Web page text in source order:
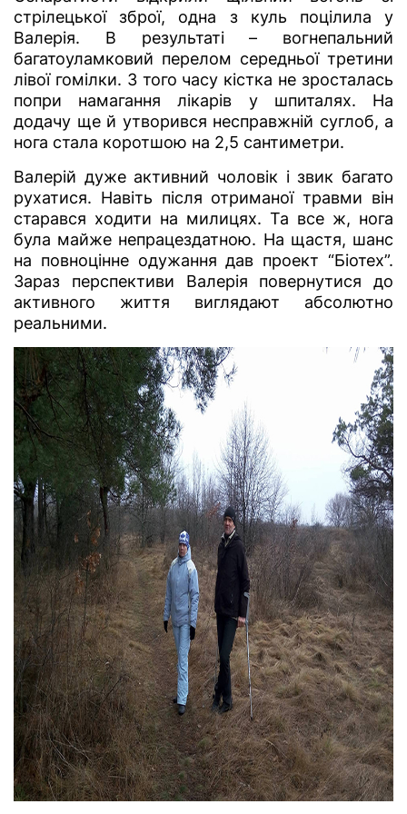
стрілецької зброї, одна з куль поцілила у
Валерія. В результаті – вогнепальний
багатоуламковий перелом середньої третини
лівої гомілки. З того часу кістка не зросталась
попри намагання лікарів у шпиталях. На
додачу ще й утворився несправжній суглоб, а
нога стала коротшою на 2,5 сантиметри.
Валерій дуже активний чоловік і звик багато
рухатися. Навіть після отриманої травми він
старався ходити на милицях. Та все ж, нога
була майже непрацездатною. На щастя, шанс
на повноцінне одужання дав проект “Біотех”.
Зараз перспективи Валерія повернутися до
активного життя виглядают абсолютно
реальними.